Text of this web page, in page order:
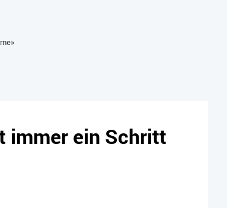
immer ein Schritt